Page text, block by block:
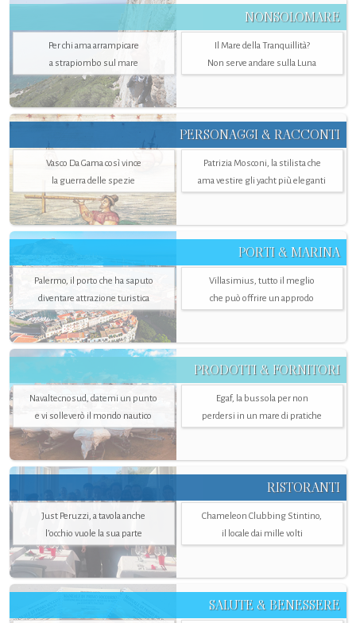
NONSOLOMARE
Per chi ama arrampicare
a strapiombo sul mare
Il Mare della Tranquillità?
Non serve andare sulla Luna
PERSONAGGI & RACCONTI
Vasco Da Gama così vince
la guerra delle spezie
Patrizia Mosconi, la stilista che
ama vestire gli yacht più eleganti
PORTI & MARINA
Palermo, il porto che ha saputo
diventare attrazione turistica
Villasimius, tutto il meglio
che può offrire un approdo
PRODOTTI & FORNITORI
Navaltecnosud, datemi un punto
e vi solleverò il mondo nautico
Egaf, la bussola per non
perdersi in un mare di pratiche
RISTORANTI
Just Peruzzi, a tavola anche
l’occhio vuole la sua parte
Chameleon Clubbing Stintino,
il locale dai mille volti
SALUTE & BENESSERE